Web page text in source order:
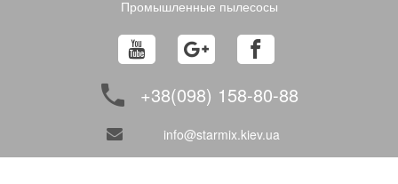
Промышленные пылесосы
+38(098) 158-80-88
info@starmix.kiev.ua